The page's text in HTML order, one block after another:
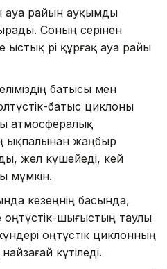
ауа райын ауқымды
Соның әсерінен
ыстық әрі құрғақ ауа райы
батысы мен
батыс циклоны
атмосфералық
ықпалынан жаңбыр
жел күшейеді, кей
мүмкін.
кезеңнің басында,
оңтүстік-шығыстың таулы
оңтүстік циклонның
күтіледі.